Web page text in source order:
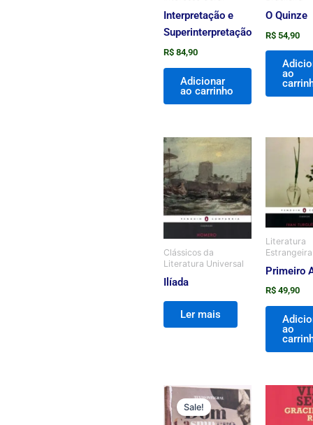
Interpretação e
Superinterpretação
R$ 84,90
Adicionar
ao carrinho
O Quinze
R$ 54,90
ao
Clássicos da
Literatura Universal
Ilíada
Ler mais
Literatura
Estrangeira
Primeiro
R$ 49,90
ao
Sale!
O
preço
original
O
preço
atual